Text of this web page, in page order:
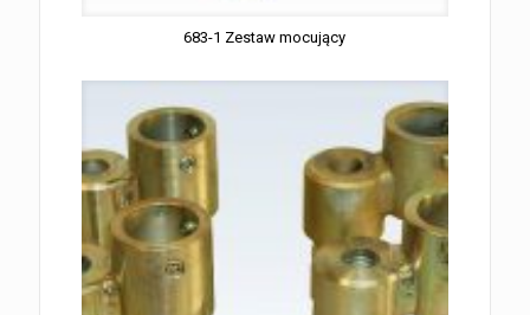
683-1 Zestaw mocujący